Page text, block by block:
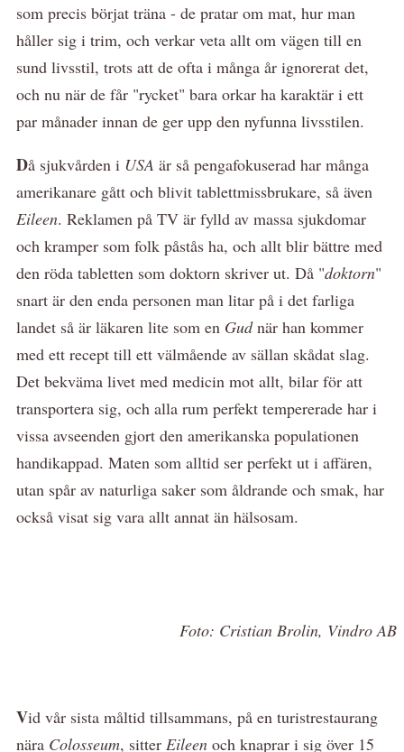
som precis börjat träna - de pratar om mat, hur man
håller sig i trim, och verkar veta allt om vägen till en
sund livsstil, trots att de ofta i många år ignorerat det,
och nu när de får "rycket" bara orkar ha karaktär i ett
par månader innan de ger upp den nyfunna livsstilen.
Då sjukvården i USA är så pengafokuserad har många
amerikanare gått och blivit tablettmissbrukare, så även
Eileen. Reklamen på TV är fylld av massa sjukdomar
och kramper som folk påstås ha, och allt blir bättre med
den röda tabletten som doktorn skriver ut. Då "doktorn"
snart är den enda personen man litar på i det farliga
landet så är läkaren lite som en Gudnär han kommer
med ett recept till ett välmående av sällan skådat slag.
Det bekväma livet med medicin mot allt, bilar för att
transportera sig, och alla rum perfekt tempererade har i
vissa avseenden gjort den amerikanska populationen
handikappad. Maten som alltid ser perfekt ut i affären,
utan spår av naturliga saker som åldrande och smak, har
också visat sig vara allt annat än hälsosam.
Foto: Cristian Brolin, Vindro AB
Vid vår sista måltid tillsammans, på en turistrestaurang
nära Colosseum, sitter Eileen och knaprar i sig över 15